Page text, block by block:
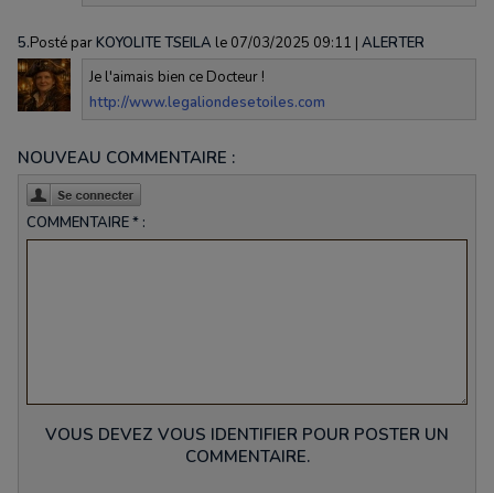
5.Posté parKOYOLITE TSEILA le 07/03/2025 09:11 ALERTER
Je l'aimais bien ce Docteur !
http://www.legaliondesetoiles.com
NOUVEAU COMMENTAIRE :
COMMENTAIRE * :
VOUS DEVEZ VOUS IDENTIFIER POUR POSTER UN
COMMENTAIRE.